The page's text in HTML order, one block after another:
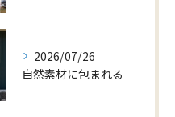
2026/07/26
自然素材に包まれる